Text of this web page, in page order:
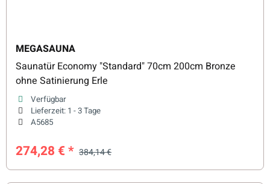
MEGASAUNA
Saunatür Economy "Standard" 70cm 200cm Bronze
ohne Satinierung Erle
Verfügbar
Lieferzeit: 1 - 3 Tage
A5685
274,28 €* 384,14 €